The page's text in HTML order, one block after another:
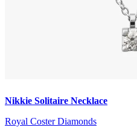
Nikkie Solitaire Necklace
Royal Coster Diamonds